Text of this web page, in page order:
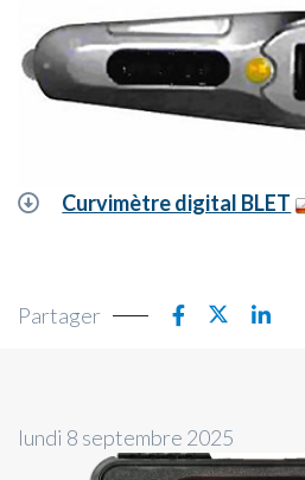
Curvimètre digital BLET
Partager
lundi 8 septembre 2025